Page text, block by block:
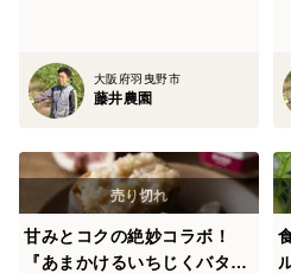
大阪府羽曳野市
藤井農園
甘みとコクの絶妙コラボ！
『あまかけるいちじくバタ